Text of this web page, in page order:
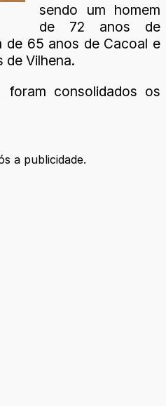
sendo um homem
de 72 anos de
de 65 anos de Cacoal e
de Vilhena.
foram consolidados os
a publicidade.